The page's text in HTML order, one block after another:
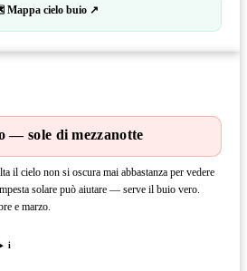
cielo buio ↗
— sole di mezzanotte
il cielo non si oscura mai abbastanza per vedere
solare può aiutare — serve il buio vero.
e marzo.
i